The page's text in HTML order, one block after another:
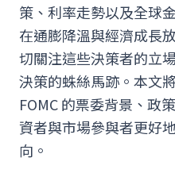
策、利率走勢以及全球
在通膨降溫與經濟成長
切關注這些決策者的立
決策的蛛絲馬跡。本文
FOMC 的票委背景、政
資者與市場參與者更好
向。